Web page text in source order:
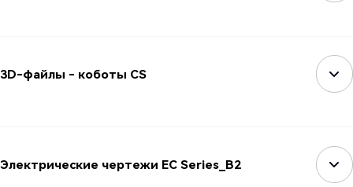
3D-файлы - коботы CS
Электрические чертежи EC Series_B2